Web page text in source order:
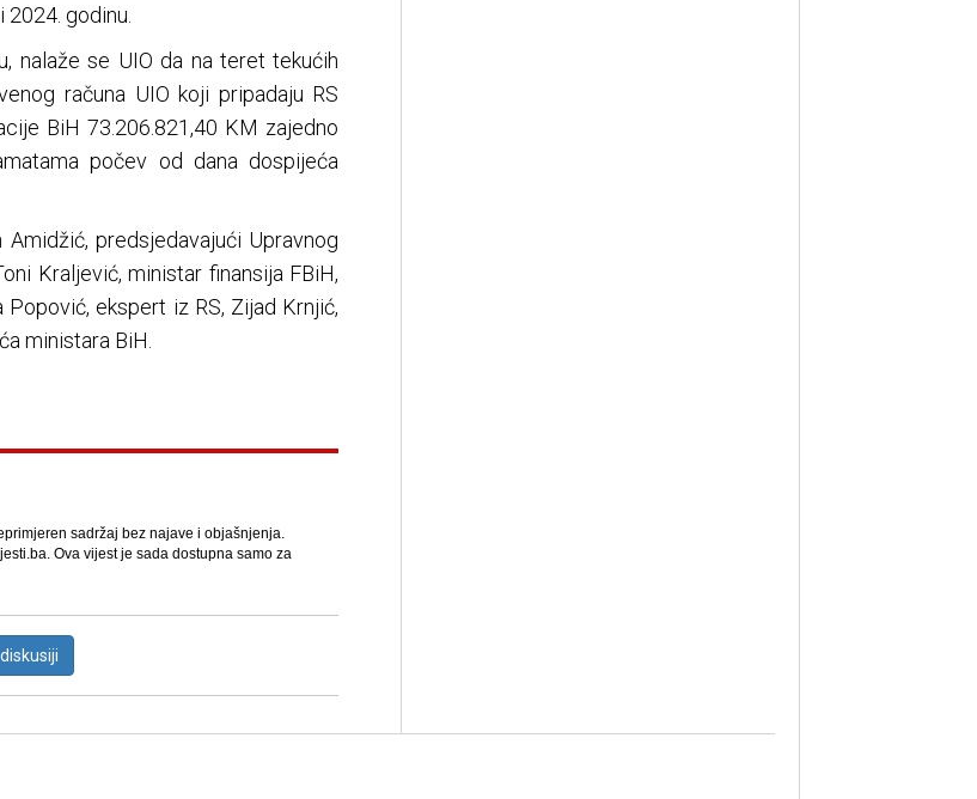
godinu.
nalaže se UIO da na teret tekućih
računa UIO koji pripadaju RS
BiH 73.206.821,40 KM zajedno
počev od dana dospijeća
predsjedavajući Upravnog
Kraljević, ministar finansija FBiH,
ekspert iz RS, Zijad Krnjić,
ministara BiH.
sadržaj bez najave i objašnjenja.
Ova vijest je sada dostupna samo za